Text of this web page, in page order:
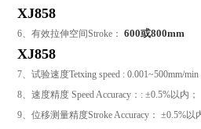
XJ858
6、有效拉伸空间Stroke ：600或800mm
XJ858
7、试验速度Tetxing speed : 0.001~500mm/min
8、速度精度 Speed Accuracy ： : ±0.5%以内；
9、位移测量精度Stroke Accuracy ： ±0.5%以